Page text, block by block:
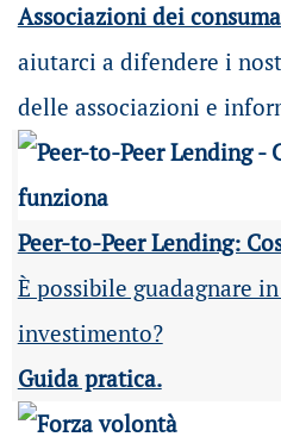
Associazioni dei
aiutarci a difendere i
delle associazioni e
Peer-to-Peer Lending:
È possibile guadagnare
investimento?
Guida pratica.